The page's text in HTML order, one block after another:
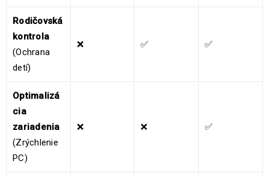
Rodičovská
kontrola
(Ochrana
detí)
❌ ✅ ✅
Optimalizá
cia
zariadenia
(Zrýchlenie
PC)
❌ ❌ ✅